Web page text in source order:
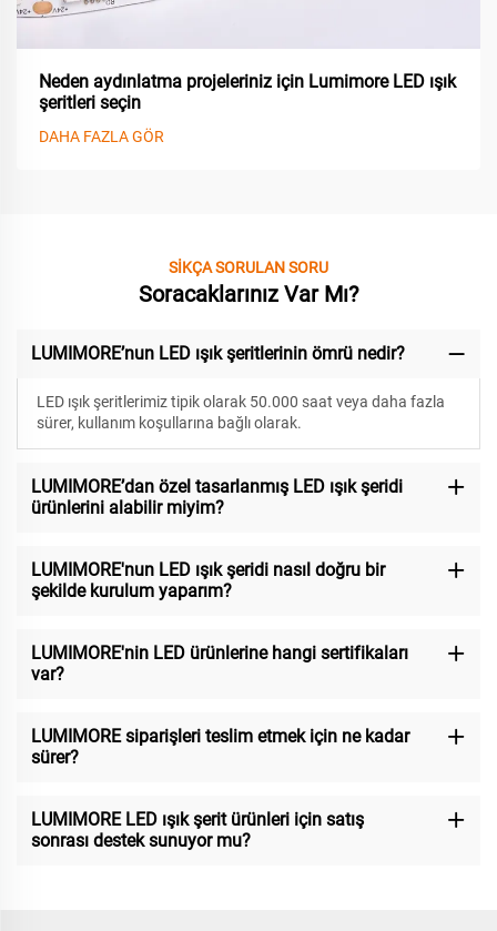
Neden aydınlatma projeleriniz için Lumimore LED ışık
şeritleri seçin
DAHA FAZLA GÖR
SİKÇA SORULAN SORU
Soracaklarınız Var Mı?
LUMIMORE’nun LED ışık şeritlerinin ömrü nedir?
LED ışık şeritlerimiztipik olarak 50.000 saat veya daha fazla
sürer, kullanım koşullarına bağlı olarak.
LUMIMORE’dan özel tasarlanmış LED ışık şeridi
ürünlerini alabilir miyim?
LUMIMORE'nun LED ışık şeridi nasıl doğru bir
şekilde kurulum yaparım?
LUMIMORE'nin LED ürünlerine hangi sertifikaları
var?
LUMIMORE siparişleri teslim etmek için ne kadar
sürer?
LUMIMORE LED ışık şerit ürünleri için satış
sonrası destek sunuyor mu?